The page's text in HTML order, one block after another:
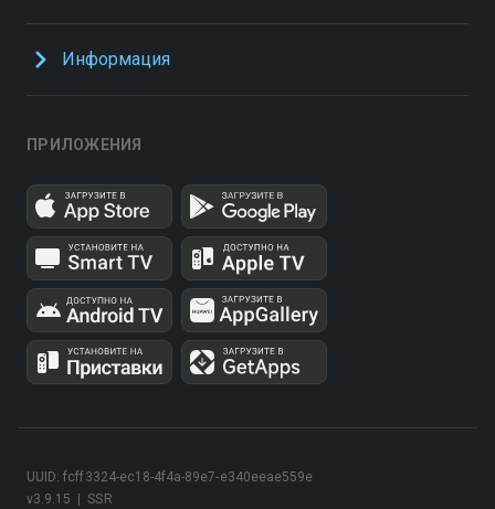
Информация
ПРИЛОЖЕНИЯ
v3.9.15 SSR
UUID: fcff3324-ec18-4f4a-89e7-e340eeae559e